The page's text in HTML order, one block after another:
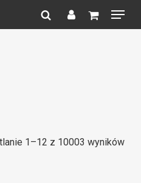
searchaccount
Menu
1–12 z 10003 wyników